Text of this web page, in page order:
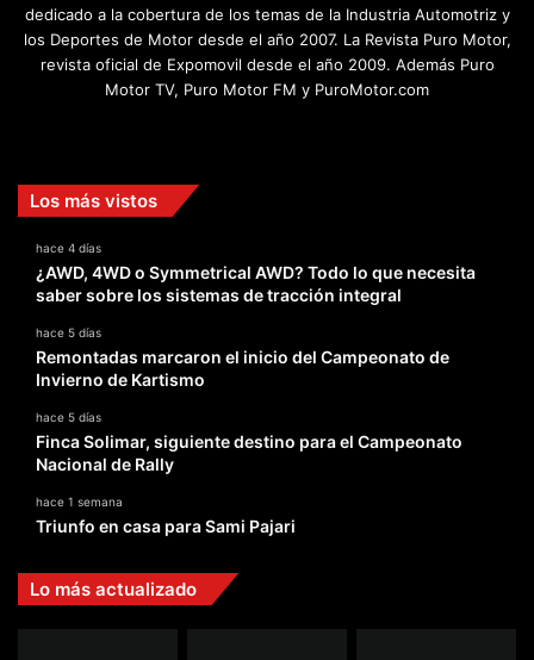
dedicado a la cobertura de los temas de la Industria Automotriz y
los Deportes de Motor desde el año 2007. La Revista Puro Motor,
revista oficial de Expomovil desde el año 2009. Además Puro
Motor TV, Puro Motor FM y PuroMotor.com
Los más vistos
hace 4 días
¿AWD, 4WD o Symmetrical AWD? Todo lo que necesita
saber sobre los sistemas de tracción integral
hace 5 días
Remontadas marcaron el inicio del Campeonato de
Invierno de Kartismo
hace 5 días
Finca Solimar, siguiente destino para el Campeonato
Nacional de Rally
hace 1 semana
Triunfo en casa para Sami Pajari
Lo más actualizado